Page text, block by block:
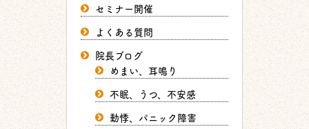
セミナー開催
よくある質問
院長ブログ
めまい、耳鳴り
不眠、うつ、不安感
動悸、パニック障害